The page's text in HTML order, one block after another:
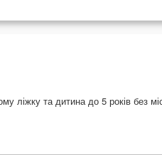
ліжку та дитина до 5 років без